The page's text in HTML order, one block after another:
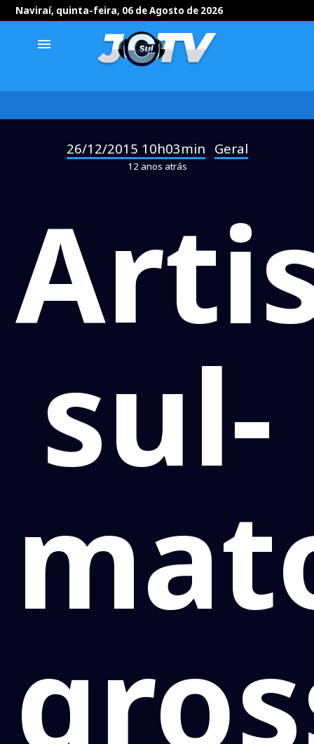
Naviraí, quinta-feira, 06 de Agosto de 2026
menu
26/12/2015 10h03min Geral
12 anos atrás
sul-